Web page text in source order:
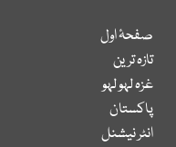
صفحۂ اول
تازہ ترین
غزہ لہو لہو
پاکستان
انٹر نیشنل